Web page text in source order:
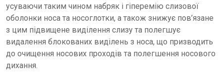
усуваючи таким чином набряк і гіперемію слизової
оболонки носа та носоглотки, а також знижує пов’язане
з цим підвищене виділення слизу та полегшує
видалення блокованих виділень з носа, що призводить
до очищення носових проходів та полегшення носового
дихання.